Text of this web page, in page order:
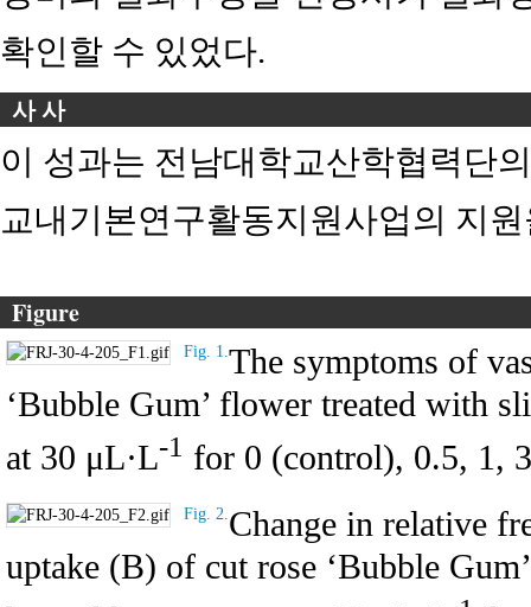
확인할 수 있었다.
사 사
이 성과는 전남대학교산학협력단
교내기본연구활동지원사업의 지
Figure
Fig. 1.The symptoms of
‘Bubble Gum’ flower treated with
at 30 μL·L-1 for 0 (control), 0.5, 1,
Fig. 2.Change in relative
uptake (B) of cut rose ‘Bubble